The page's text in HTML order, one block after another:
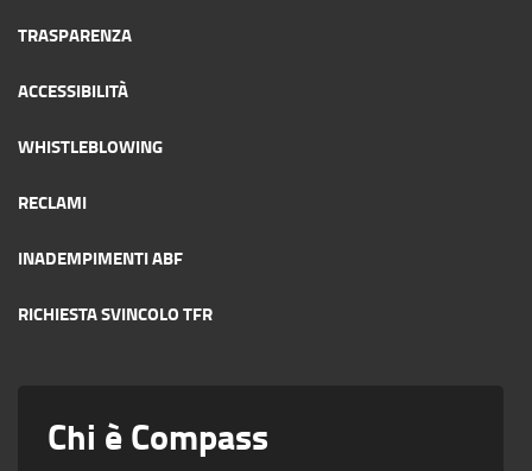
TRASPARENZA
ACCESSIBILITÀ
WHISTLEBLOWING
RECLAMI
INADEMPIMENTI ABF
RICHIESTA SVINCOLO TFR
Chi è Compass